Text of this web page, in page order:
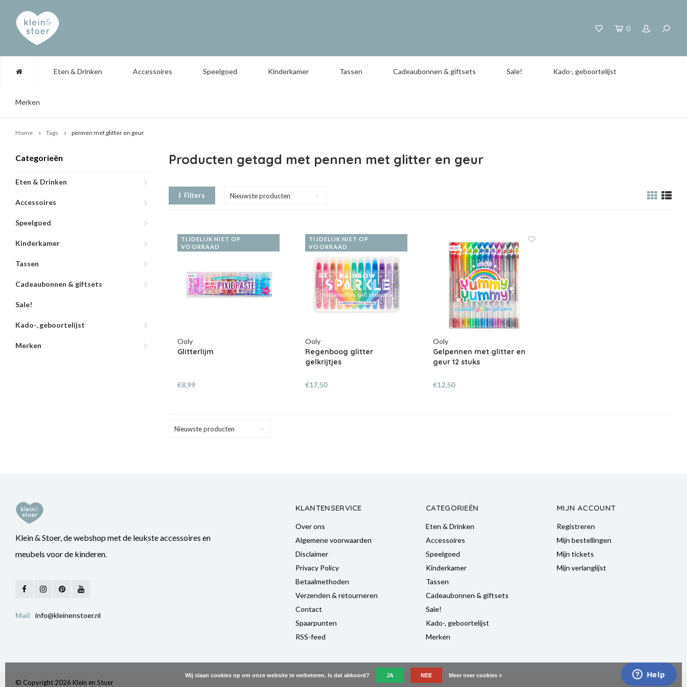
0
Eten & Drinken Accessoires Speelgoed Kinderkamer Tassen Cadeaubonnen & giftsets Sale! Kado-, geboortelijst
Merken
Home Tags pennen met glitter en geur
Categorieën
Eten & Drinken
Accessoires
Speelgoed
Kinderkamer
Tassen
Cadeaubonnen & giftsets
Sale!
Kado-, geboortelijst
Merken
Producten getagd met pennen met glitter en geur
Filters Nieuwste producten
TIJDELIJK NIET OP
VOORRAAD
Ooly
Glitterlijm
€8,99
TIJDELIJK NIET OP
VOORRAAD
Ooly
Regenboog glitter
gelkrijtjes
€17,50
Ooly
Gelpennen met glitter en
geur 12 stuks
€12,50
Nieuwste producten
Klein & Stoer, de webshop met de leukste accessoires en
meubels voor de kinderen.
Mail info@kleinenstoer.nl
KLANTENSERVICE
Over ons
Algemene voorwaarden
Disclaimer
Privacy Policy
Betaalmethoden
Verzenden & retourneren
Contact
Spaarpunten
RSS-feed
CATEGORIEËN
Eten & Drinken
Accessoires
Speelgoed
Kinderkamer
Tassen
Cadeaubonnen & giftsets
Sale!
Kado-, geboortelijst
Merken
MIJN ACCOUNT
Registreren
Mijn bestellingen
Mijn tickets
Mijn verlanglijst
© Copyright 2026 Klein en Stoer
Wij slaan cookies op om onze website te verbeteren. Is dat akkoord? JA NEE Meer over cookies »